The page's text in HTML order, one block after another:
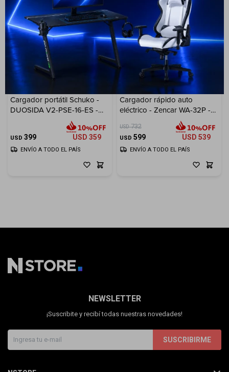
Cargador portátil Schuko -
DUOSIDA V2-PSE-16-ES -
USD 399 USD 359
ENVÍO A TODO EL PAÍS
Cargador rápido auto
eléctrico - Zencar WA-32P -
USD 732
USD 599 USD 539
ENVÍO A TODO EL PAÍS
NEWSLETTER
¡Suscribite y recibí todas nuestras novedades!
SUSCRIBIRME
Tiendas